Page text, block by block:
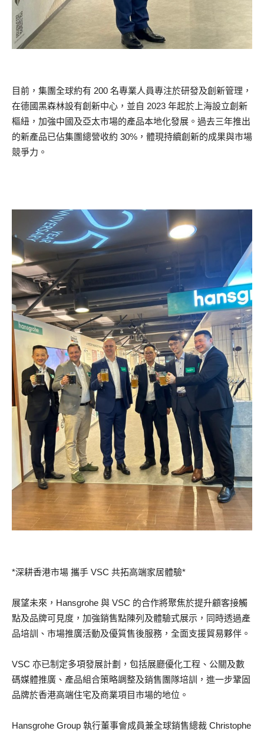
目前，集團全球約有 200 名專業人員專注於研發及創新管理，
在德國黑森林設有創新中心，並自 2023 年起於上海設立創新
樞紐，加強中國及亞太市場的產品本地化發展。過去三年推出
的新產品已佔集團總營收約 30%，體現持續創新的成果與市場
競爭力。
*深耕香港市場 攜手 VSC 共拓高端家居體驗*
展望未來，Hansgrohe 與 VSC 的合作將聚焦於提升顧客接觸
點及品牌可見度，加強銷售點陳列及體驗式展示，同時透過產
品培訓、市場推廣活動及優質售後服務，全面支援貿易夥伴。
VSC 亦已制定多項發展計劃，包括展廳優化工程、公關及數
碼媒體推廣、產品組合策略調整及銷售團隊培訓，進一步鞏固
品牌於香港高端住宅及商業項目市場的地位。
Hansgrohe Group 執行董事會成員兼全球銷售總裁 Christophe